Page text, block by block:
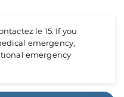
le 15. If you
emergency,
emergency